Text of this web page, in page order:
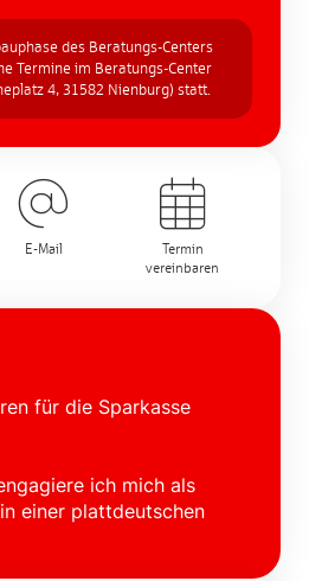
des Beratungs-Centers
Termine im Beratungs-Center
4, 31582 Nienburg) statt.
E-Mail
Termin
vereinbaren
für die Sparkasse
ich mich als
einer plattdeutschen